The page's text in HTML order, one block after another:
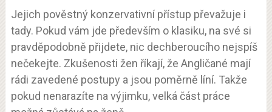
Jejich pověstný konzervativní přístup převažuje i
tady. Pokud vám jde především o klasiku, na své si
pravděpodobně přijdete, nic dechberoucího nejspíš
nečekejte. Zkušenosti žen říkají, že Angličané mají
rádi zavedené postupy a jsou poměrně líní. Takže
pokud nenarazíte na výjimku, velká část práce